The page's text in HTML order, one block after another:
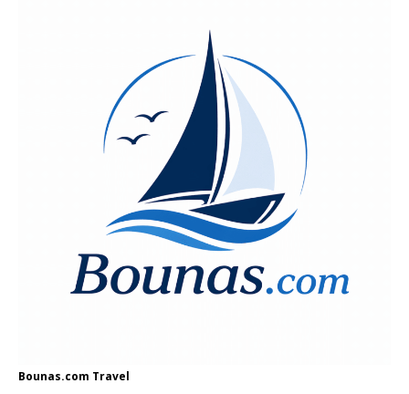
Bounas.com Travel